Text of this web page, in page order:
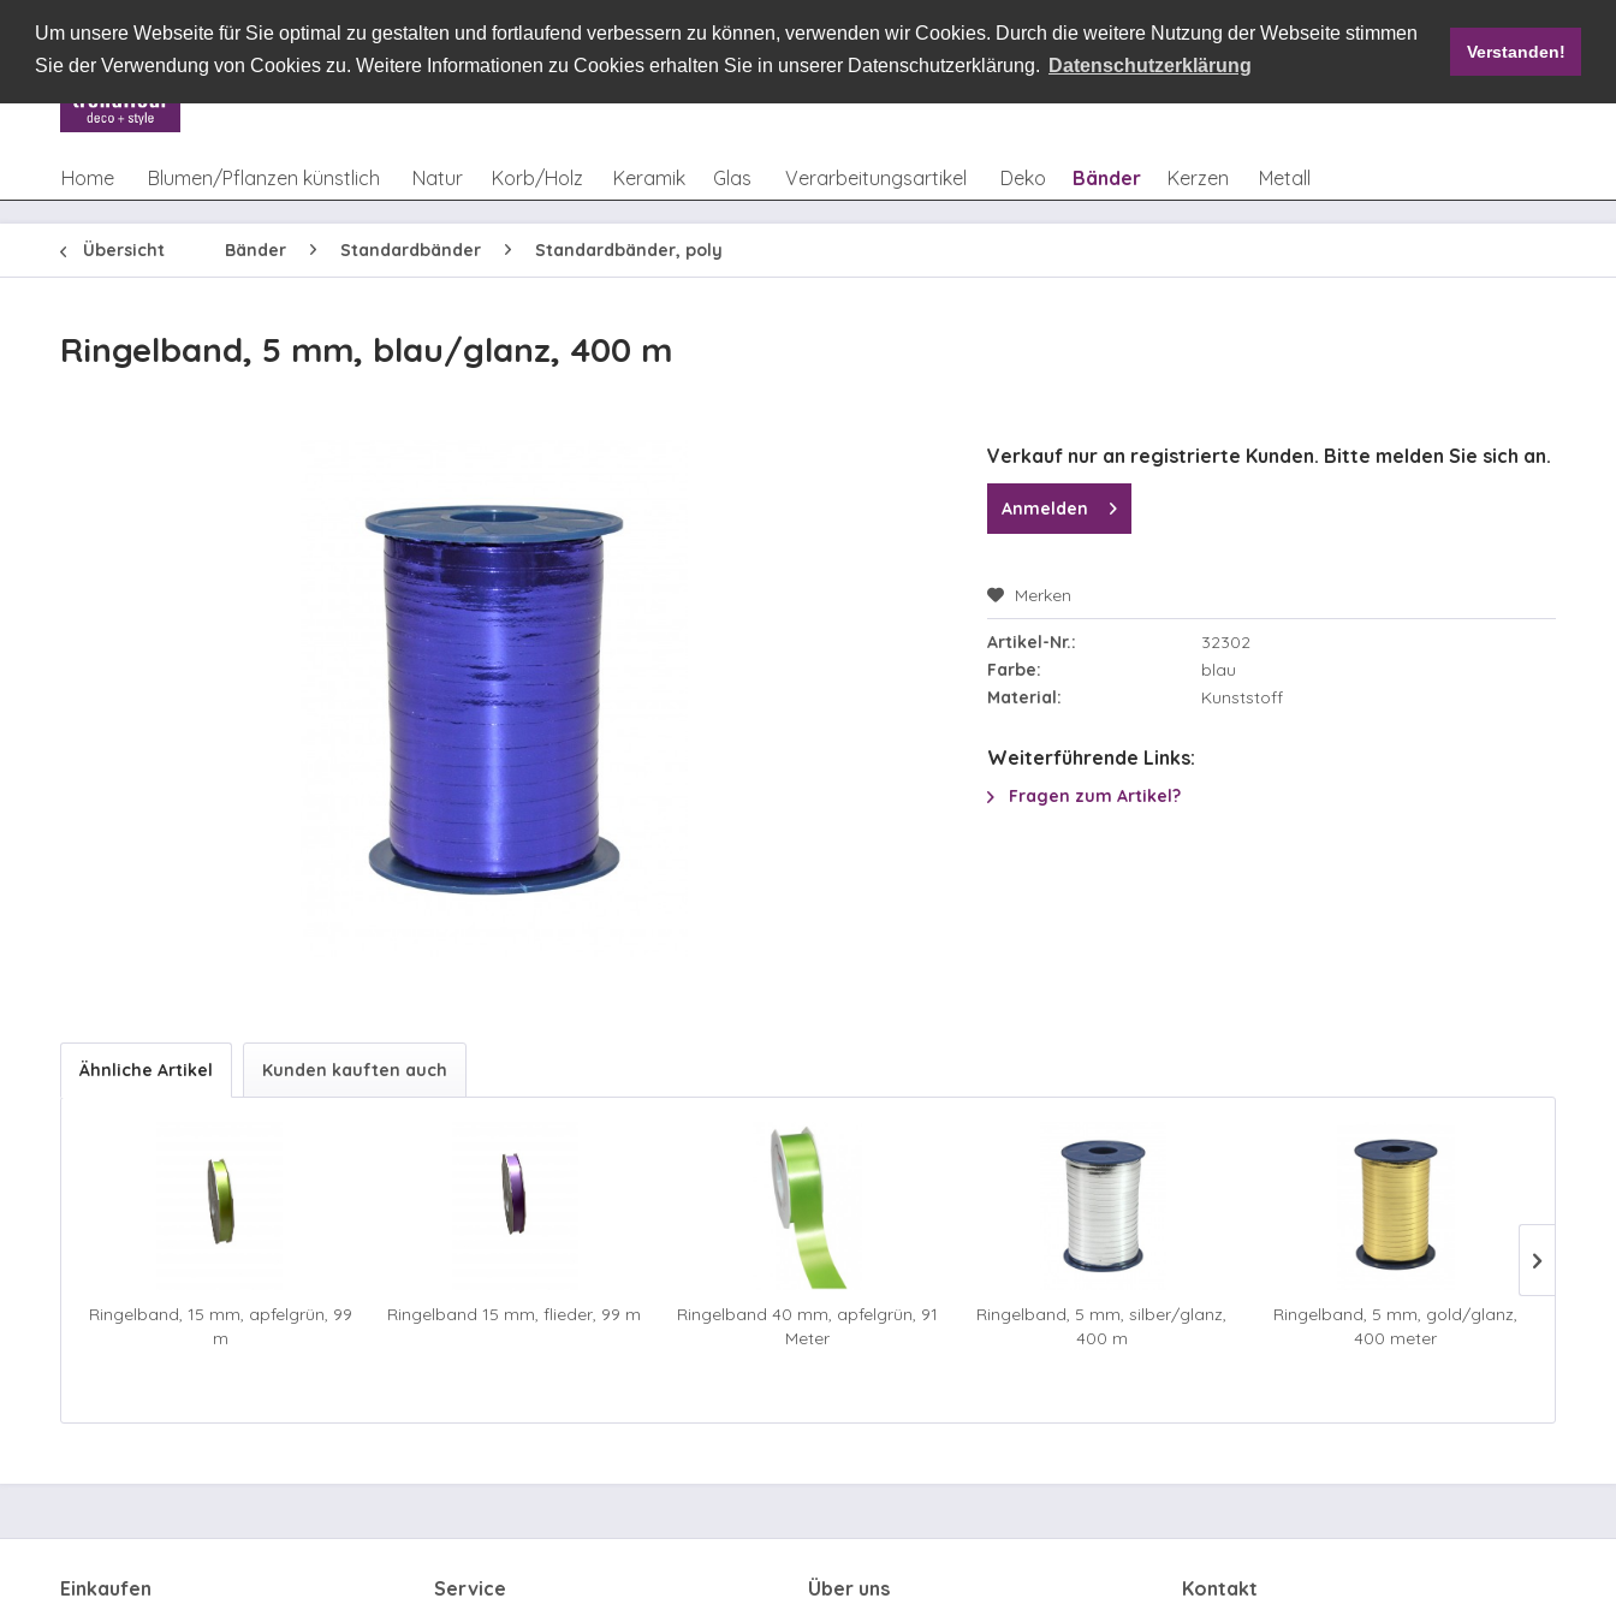
Um unsere Webseite für Sie optimal zu gestalten und fortlaufend verbessern zu können, verwenden wir Cookies. Durch die weitere Nutzung der Webseite stimmen
Sie der Verwendung von Cookies zu. Weitere Informationen zu Cookies erhalten Sie in unserer Datenschutzerklärung.
Datenschutzerklärung
Verstanden!
0,00 € *
Home Blumen/Pflanzen künstlich Natur Korb/Holz Keramik Glas Verarbeitungsartikel Deko Bänder Kerzen Metall
Übersicht Bänder Standardbänder Standardbänder, poly
Ringelband, 5 mm, blau/glanz, 400 m
Verkauf nur an registrierte Kunden. Bitte melden Sie sich an.
Anmelden
Merken
Artikel-Nr.:
32302
Farbe:
blau
Material:
Kunststoff
Weiterführende Links:
Fragen zum Artikel?
Ähnliche Artikel Kunden kauften auch
Ringelband, 15 mm, apfelgrün, 99
m
Ringelband 15 mm, flieder, 99 m
Ringelband 40 mm, apfelgrün, 91
Meter
Ringelband, 5 mm, silber/glanz,
400 m
Ringelband, 5 mm, gold/glanz,
400 meter
Einkaufen Service Über uns Kontakt